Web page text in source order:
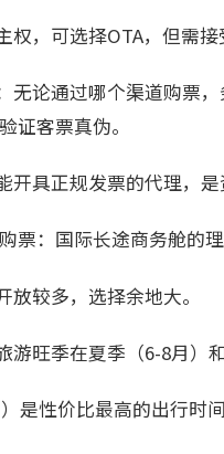
，可选择OTA，但需接
无论通过哪个渠道购票
证客票真伪。
开具正规发票的代理，是
票：国际长途商务舱的
较多，选择余地大。
游旺季在夏季（6-8月）
是性价比最高的出行时间